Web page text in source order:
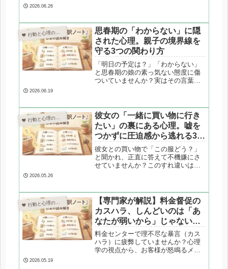
し、あなたが後悔しないための3つの
選択肢を心理カウンセラーが専門的
にアドバイスします。
2026.06.26
 行動と心理の翻訳ノート
思春期の「わからない」に隠
された心理。親子の境界線を
守る3つの関わり方
「明日の予定は？」「わからない」
と思春期の娘の素っ気ない態度に傷
ついていませんか？実はその言葉、
が、思春期の「わからない」に隠さ
れた心理と、親が傷つかずに関係を
良くする3つの方法を専門的に解説し
ます。
2026.06.19
 行動と心理の翻訳ノート
彼女の「一緒に買い物に行き
たい」の裏にある心理。嘘を
つかずに圧迫感から逃れる3つ
の対処法
彼女との買い物で「この服どう？」
と聞かれ、正直に答えて不機嫌にさ
せていませんか？このすれ違いは男
承認欲求を満たし、自分の疲弊も防
ぐ「目線をズラす技術」を専門的に
解説します。
2026.05.26
 行動と心理の翻訳ノート
【専門家が解説】料金督促の
カスハラ、しんどいのは「あ
なたが弱いから」じゃない。
心理と防衛術、辞めどきのサ
イン
料金センターで理不尽な暴言（カス
ハラ）に疲弊していませんか？心理
学の視点から、お客様が怒鳴るメカ
2026.05.19